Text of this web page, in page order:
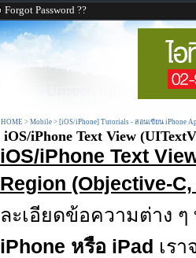
Forgot Password ??
HOME > Mobile > [iOS/iPhone] Tutorials - สอนเขียน iPhone
iOS/iPhone Text View
iOS/iPhone Text
Region (Objective-
ละเอียดข้อความต่าง
iPhone หรือ iPad เร